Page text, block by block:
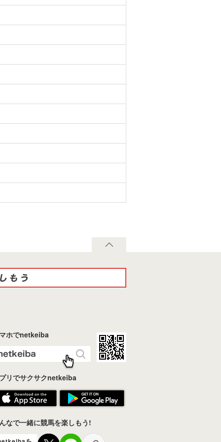
ホでnetkeiba
リでサクサクnetkeiba
なで一緒に競馬を楽しもう!